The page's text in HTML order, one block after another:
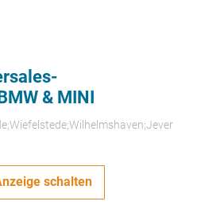
& MINI
schalten